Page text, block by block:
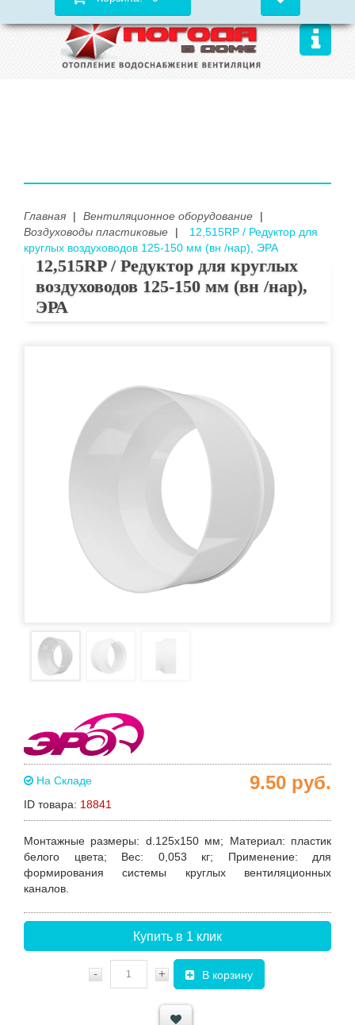
Главная | Вентиляционное оборудование
|
Воздуховоды пластиковые
|
12,515RP / Редуктор для
круглых воздуховодов 125-150 мм (вн /нар), ЭРА
12,515RP / Редуктор для круглых
воздуховодов 125-150 мм (вн /нар),
ЭРА
На Складе
ID товара: 18841
9.50 руб.
Монтажные размеры: d.125х150 мм; Материал: пластик
белого цвета; Вес: 0,053 кг; Применение: для
формирования системы круглых вентиляционных
каналов.
Купить в 1 клик
- + В корзину